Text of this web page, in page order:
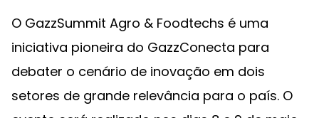
O GazzSummit Agro & Foodtechs é uma
iniciativa pioneira do GazzConecta para
debater o cenário de inovação em dois
setores de grande relevância para o país. O